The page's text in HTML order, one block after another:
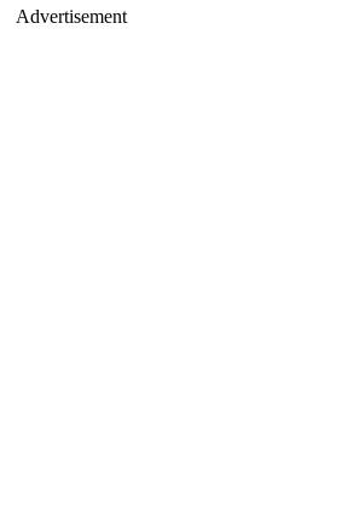
Advertisement